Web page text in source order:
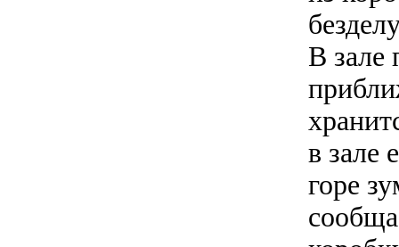
В зале
в зале
горе